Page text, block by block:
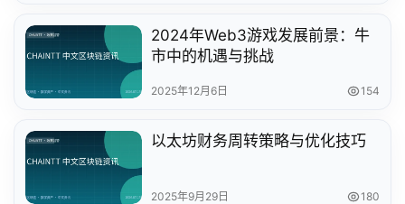
2024年Web3游戏发展前景：牛
市中的机遇与挑战
2025年12月6日 154
以太坊财务周转策略与优化技巧
2025年9月29日 180